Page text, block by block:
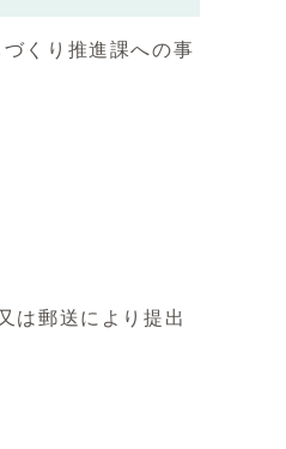
くり推進課への事
は郵送により提出